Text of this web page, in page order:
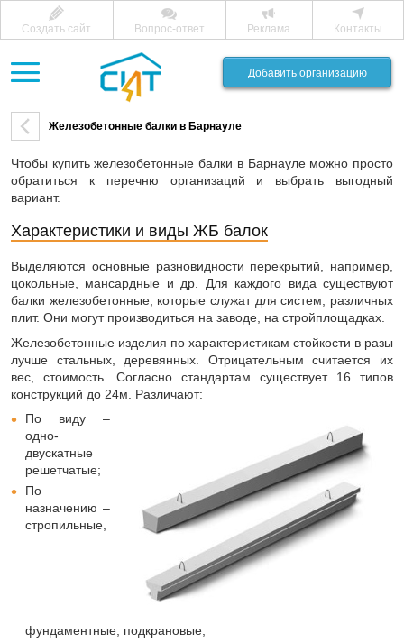
Создать сайт Вопрос-ответ Реклама Контакты
Добавить организацию
Железобетонные балки в Барнауле
Чтобы купить железобетонные балки в Барнауле можно просто
обратиться к перечню организаций и выбрать выгодный
вариант.
Характеристики и виды ЖБ балок
Выделяются основные разновидности перекрытий, например,
цокольные, мансардные и др. Для каждого вида существуют
балки железобетонные, которые служат для систем, различных
плит. Они могут производиться на заводе, на стройплощадках.
Железобетонные изделия по характеристикам стойкости в разы
лучше стальных, деревянных. Отрицательным считается их
вес, стоимость. Согласно стандартам существует 16 типов
конструкций до 24м. Различают:
По виду –
одно-
двускатные
решетчатые;
По
назначению –
стропильные,
фундаментные, подкрановые;